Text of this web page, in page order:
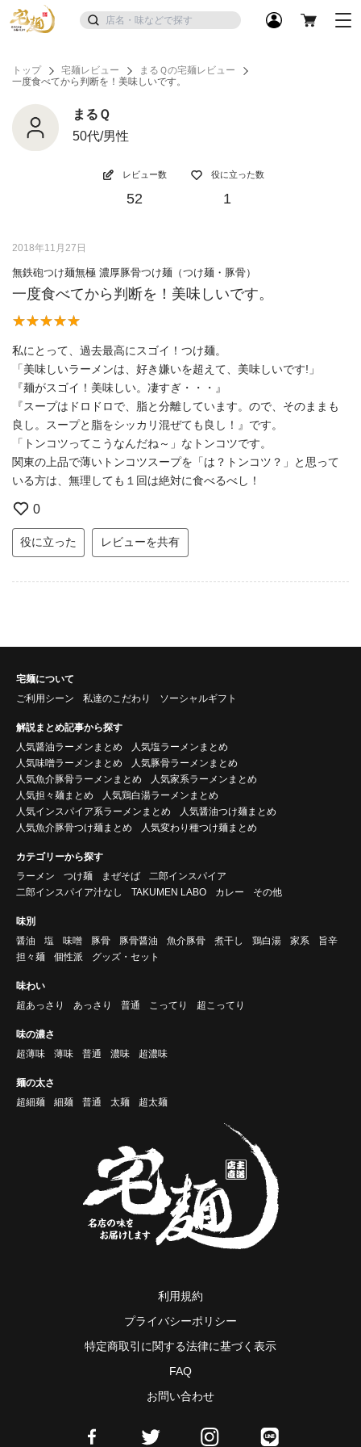
トップ 宅麺レビュー
まるＱの宅麺レビュー
一度食べてから判断を！美味しいです。
まるＱ
50代/男性
レビュー数
52
役に立った数
1
2018年11月27日
無鉄砲つけ麺無極 濃厚豚骨つけ麺（つけ麺・豚骨）
一度食べてから判断を！美味しいです。
私にとって、過去最高にスゴイ！つけ麺。
「美味しいラーメンは、好き嫌いを超えて、美味しいです!」
『麺がスゴイ！美味しい。凄すぎ・・・』
『スープはドロドロで、脂と分離しています。ので、そのままも
良し。スープと脂をシッカリ混ぜても良し！』です。
「トンコツってこうなんだね～」なトンコツです。
関東の上品で薄いトンコツスープを「は？トンコツ？」と思って
いる方は、無理しても１回は絶対に食べるべし！
0
役に立った レビューを共有
宅麺について
ご利用シーン
私達のこだわり ソーシャルギフト
解説まとめ記事から探す
人気醤油ラーメンまとめ
人気塩ラーメンまとめ
人気味噌ラーメンまとめ
人気豚骨ラーメンまとめ
人気魚介豚骨ラーメンまとめ
人気家系ラーメンまとめ
人気担々麺まとめ
人気鶏白湯ラーメンまとめ
人気インスパイア系ラーメンまとめ
人気醤油つけ麺まとめ
人気魚介豚骨つけ麺まとめ
人気変わり種つけ麺まとめ
カテゴリーから探す
ラーメン
つけ麺 まぜそば
二郎インスパイア
二郎インスパイア汁なし
TAKUMEN LABO カレー その他
味別
醤油
塩 味噌 豚骨 豚骨醤油 魚介豚骨 煮干し 鶏白湯 家系
旨辛
担々麺
個性派 グッズ・セット
味わい
超あっさり
あっさり 普通 こってり 超こってり
味の濃さ
超薄味
薄味 普通 濃味 超濃味
麺の太さ
超細麺
細麺 普通 太麺 超太麺
利用規約
プライバシーポリシー
特定商取引に関する法律に基づく表示
FAQ
お問い合わせ